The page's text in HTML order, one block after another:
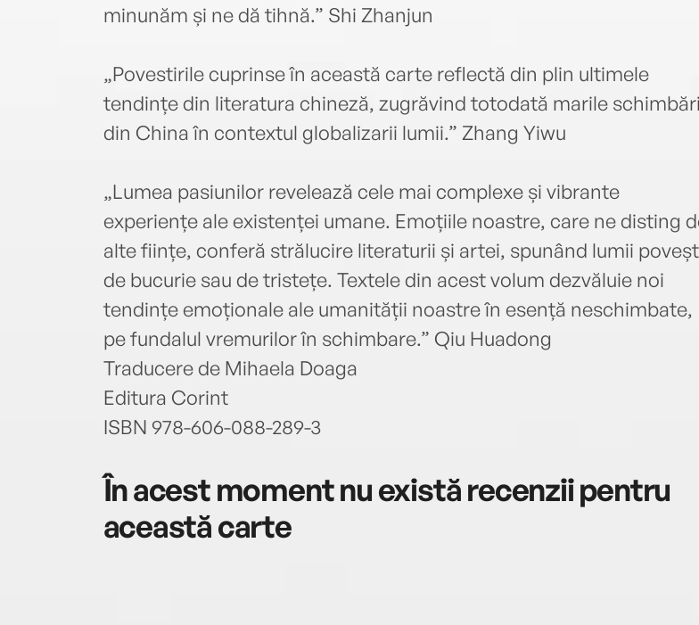
minunăm și ne dă tihnă.” Shi Zhanjun
„Povestirile cuprinse în această carte reflectă din plin ultimele
tendințe din literatura chineză, zugrăvind totodată marile schimbări
din China în contextul globalizarii lumii.” Zhang Yiwu
„Lumea pasiunilor revelează cele mai complexe și vibrante
experiențe ale existenței umane. Emoțiile noastre, care ne disting
alte ființe, conferă strălucire literaturii și artei, spunând lumii
de bucurie sau de tristețe. Textele din acest volum dezvăluie noi
tendințe emoționale ale umanității noastre în esență neschimbate,
pe fundalul vremurilor în schimbare.” Qiu Huadong
Traducere de Mihaela Doaga
Editura Corint
ISBN 978-606-088-289-3
În acest moment nu există recenzii pentru
această carte